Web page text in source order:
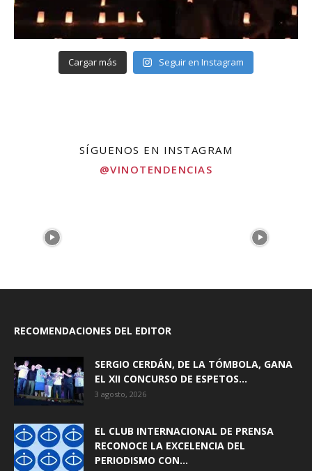
Cargar más Seguir en Instagram
SÍGUENOS EN INSTAGRAM
@VINOTENDENCIAS
RECOMENDACIONES DEL EDITOR
SERGIO CERDÁN, DE LA TÓMBOLA, GANA
EL XII CONCURSO DE ESPETOS...
3 agosto, 2026
EL CLUB INTERNACIONAL DE PRENSA
RECONOCE LA EXCELENCIA DEL
PERIODISMO CON...